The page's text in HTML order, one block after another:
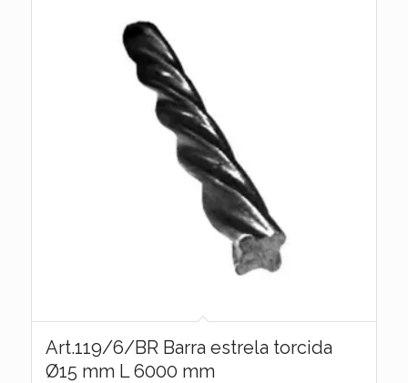
Art.119/6/BR Barra estrela torcida
Ø15 mm L 6000 mm